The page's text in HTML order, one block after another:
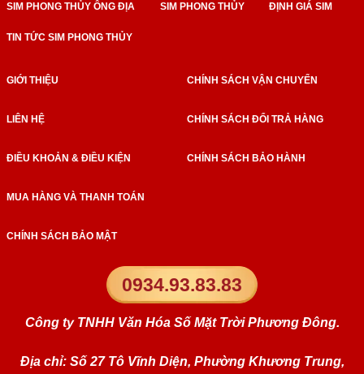
SIM PHONG THỦY ÔNG ĐỊA SIM PHONG THỦY ĐỊNH GIÁ SIM
TIN TỨC SIM PHONG THỦY
0934.93.83.83
Công ty TNHH Văn Hóa Số Mặt Trời Phương Đông.
Địa chỉ: Số 27 Tô Vĩnh Diện, Phường Khương Trung,
GIỚI THIỆU
LIÊN HỆ
ĐIỀU KHOẢN & ĐIỀU KIỆN
MUA HÀNG VÀ THANH TOÁN
CHÍNH SÁCH BẢO MẬT
CHÍNH SÁCH VẬN CHUYỂN
CHÍNH SÁCH ĐỔI TRẢ HÀNG
CHÍNH SÁCH BẢO HÀNH